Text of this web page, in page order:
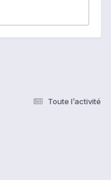
Toute l’activité